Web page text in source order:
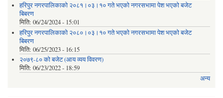
हरिपुर नगरपालिकाको २०८१।०३।१० गते भएको नगरसभामा पेश भएको बजेट
बिबरण
मिति: 06/24/2024 - 15:01
हरिपुर नगरपालिकाको २०८०।०३।१० गते भएको नगरसभामा पेश भएको बजेट
बिबरण
मिति: 06/25/2023 - 16:15
२०७९-८० को बजेट (आय व्यय विवरण)
मिति: 06/23/2022 - 18:59
अन्य